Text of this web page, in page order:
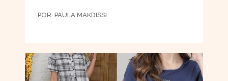
POR: PAULA MAKDISSI